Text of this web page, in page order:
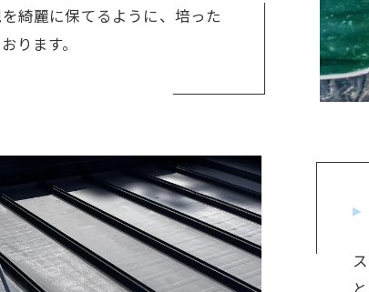
綺麗に保てるように、培った
ります。